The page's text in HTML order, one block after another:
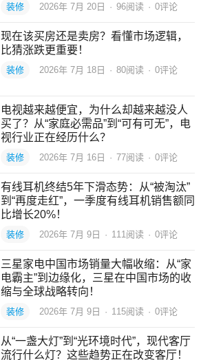
装修 2026年 7月 20日 · 96阅读 · 0评论
现在该买房还是卖房？看懂市场逻辑，
比猜涨跌更重要！
装修 2026年 7月 18日 · 80阅读 · 0评论
电视越来越便宜，为什么却越来越没人
买了？从“家庭必需品”到“可有可无”，电
视行业正在经历什么？
装修 2026年 7月 16日 · 77阅读 · 0评论
有线耳机终结5年下滑态势：从“被淘汰”
到“再度走红”，一季度有线耳机销售额同
比增长20%！
装修 2026年 7月 9日 · 111阅读 · 0评论
三星家电中国市场销量大幅收缩：从“家
电霸主”到边缘化，三星在中国市场的收
缩与全球战略转向！
装修 2026年 7月 9日 · 115阅读 · 0评论
从“一盏大灯”到“光环境时代”，现代客厅
流行什么灯？这些趋势正在改变客厅！